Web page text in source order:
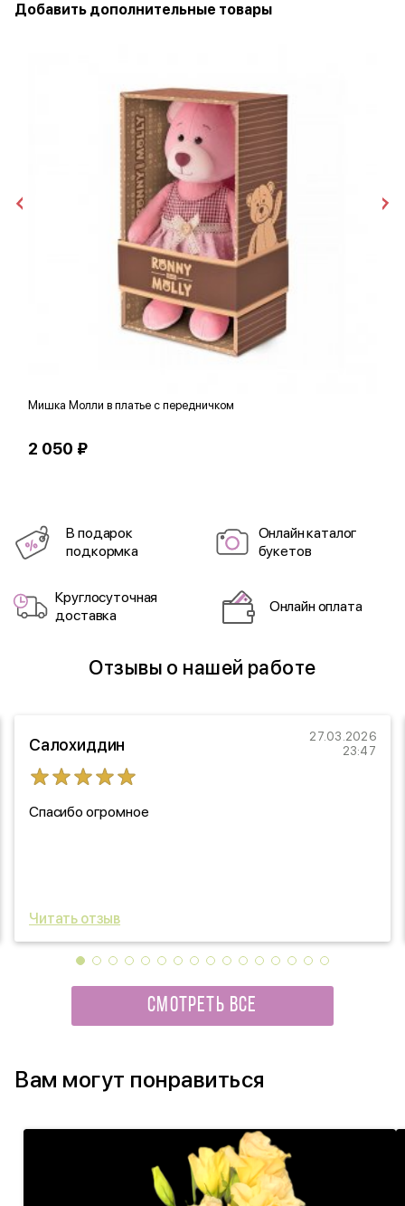
Добавить дополнительные товары
Мишка Молли в платье с передничком
2 050 ₽
В подарок
подкормка
Онлайн каталог
букетов
Круглосуточная
доставка
Онлайн оплата
Отзывы о нашей работе
Салохиддин
27.03.2026
23:47
Спасибо огромное
Читать отзыв
СМОТРЕТЬ ВСЕ
Вам могут понравиться